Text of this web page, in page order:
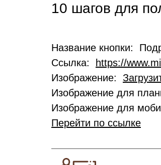
10 шагов для
Название кнопки:
Ссылка:
https://
Изображение:
Изображение для
Изображение для
Перейти по ссылке